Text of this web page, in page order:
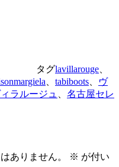
タグlavillarouge
tabiboots
ヴ
ラルージュ
名古屋セレ
ありません。 ※ が付い